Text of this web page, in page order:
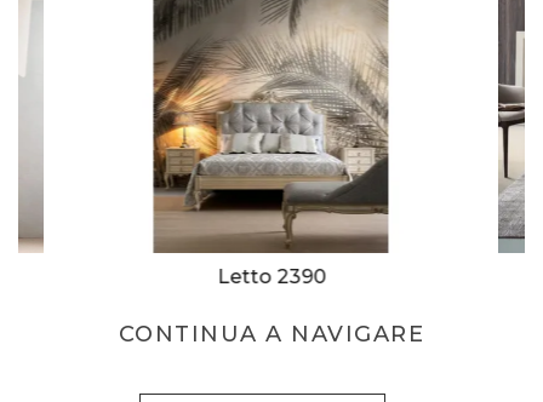
Letto 2390
CONTINUA A NAVIGARE